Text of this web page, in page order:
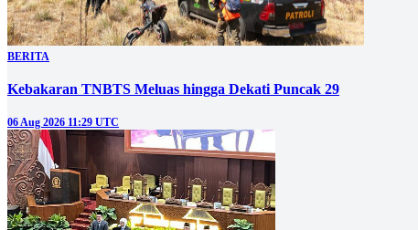
BERITA
Kebakaran TNBTS Meluas hingga Dekati Puncak 29
06 Aug 2026 11:29 UTC